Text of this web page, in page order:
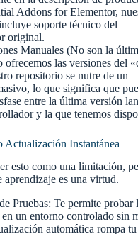
Addons for Elementor,
soporte técnico del
original.
Manuales (No son la
ofrecemos las versiones del
repositorio se nutre de un
lo que significa que
entre la última versión
y la que tenemos
Instantánea
esto como una limitación,
aprendizaje es una virtud.
Pruebas: Te permite probar
un entorno controlado sin
automática rompa